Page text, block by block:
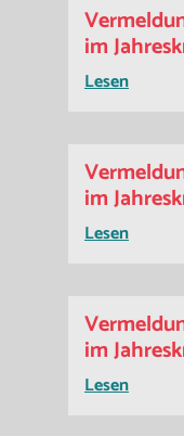
im
Lesen
im
Lesen
im
Lesen